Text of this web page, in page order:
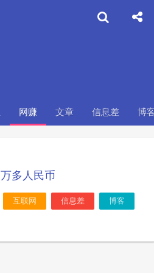
网赚 文章 信息差 博
多人民币
互联网 信息差 博客